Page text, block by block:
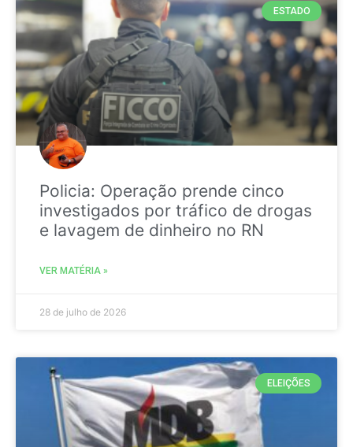
ESTADO
Policia: Operação prende cinco
investigados por tráfico de drogas
e lavagem de dinheiro no RN
VER MATÉRIA »
28 de julho de 2026
ELEIÇÕES